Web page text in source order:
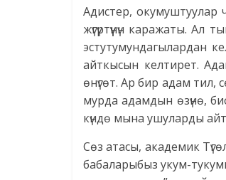
Адистер, окумуштуулар
жүгүртүүнүн каражаты.
эстутумундагылардан
айткысын келтирет.
өнүгөт. Ар бир адам тил,
мурда адамдын өзүнө,
күндө мына ушуларды
Сөз атасы, академик
бабаларыбыз укум-